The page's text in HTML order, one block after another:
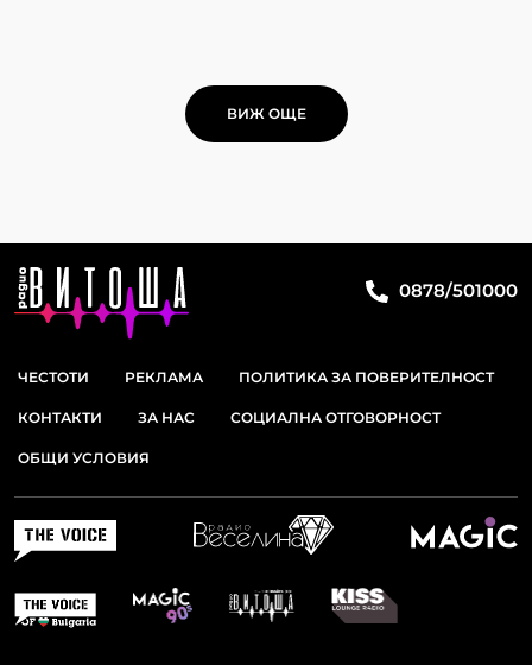
ВИЖ ОЩЕ
0878/501000
ЧЕСТОТИ РЕКЛАМА ПОЛИТИКА ЗА ПОВЕРИТЕЛНОСТ
КОНТАКТИ ЗА НАС СОЦИАЛНА ОТГОВОРНОСТ
ОБЩИ УСЛОВИЯ